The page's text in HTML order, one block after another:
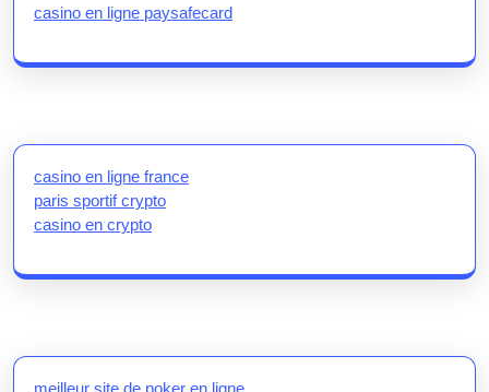
casino en ligne paysafecard
casino en ligne france
paris sportif crypto
casino en crypto
meilleur site de poker en ligne